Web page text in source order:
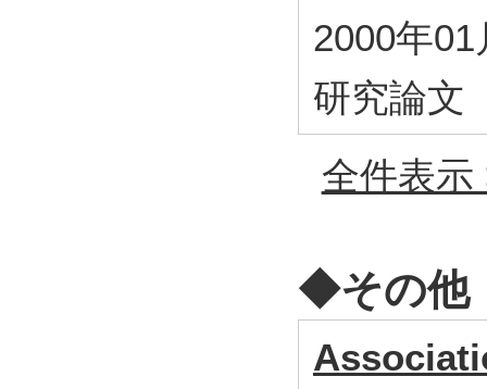
2000年01
研究論文
全件表示
◆その他